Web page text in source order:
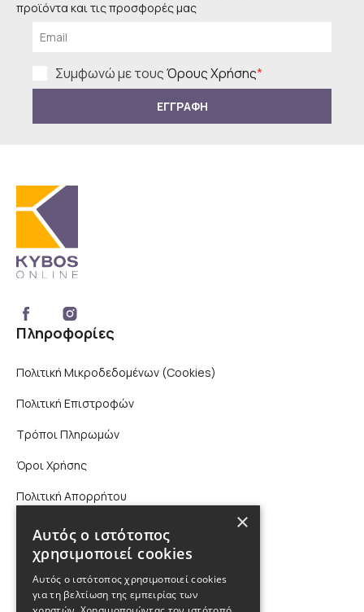
προϊόντα και τις προσφορές μας
Συμφωνώ με τουςΌρους Χρήσης*
ΕΓΓΡΑΦΗ
Πληροφορίες
Πολιτική Μικροδεδομένων (Cookies)
Πολιτική Επιστροφών
Τρόποι Πληρωμών
Όροι Χρήσης
Πολιτική Απορρήτου
Επικοινωνία
210 9880988, 2310 224 460
info@kybosonline.gr
×
Αυτός ο ιστότοπος
χρησιμοποιεί cookies
Αυτός ο ιστότοπος χρησιμοποιεί cookies
για τη βελτίωση της εμπειρίας των